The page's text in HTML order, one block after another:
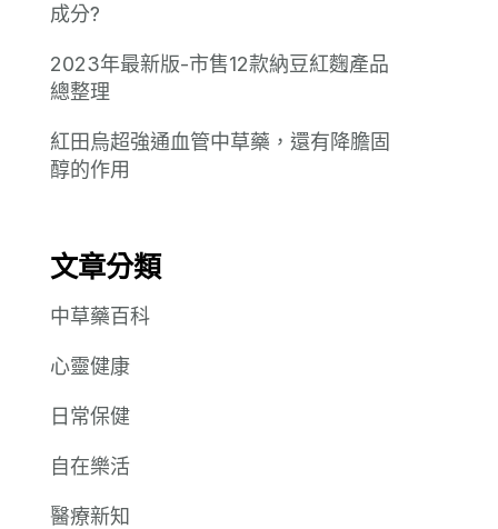
成分?
2023年最新版-市售12款納豆紅麴產品
總整理
紅田烏超強通血管中草藥，還有降膽固
醇的作用
文章分類
中草藥百科
心靈健康
日常保健
自在樂活
醫療新知